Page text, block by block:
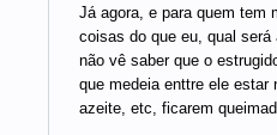
Já agora, e para quem tem
coisas do que eu, qual será
não vê saber que o
que medeia enttre ele estar
azeite, etc, ficarem